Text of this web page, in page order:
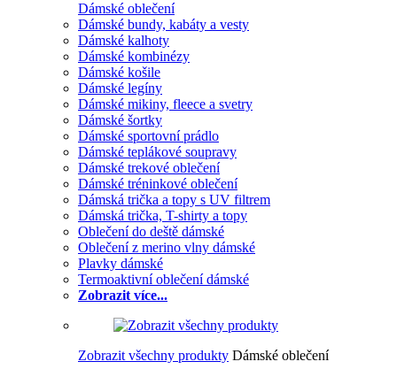
Dámské oblečení
Dámské bundy, kabáty a vesty
Dámské kalhoty
Dámské kombinézy
Dámské košile
Dámské legíny
Dámské mikiny, fleece a svetry
Dámské šortky
Dámské sportovní prádlo
Dámské teplákové soupravy
Dámské trekové oblečení
Dámské tréninkové oblečení
Dámská trička a topy s UV filtrem
Dámská trička, T-shirty a topy
Oblečení do deště dámské
Oblečení z merino vlny dámské
Plavky dámské
Termoaktivní oblečení dámské
Zobrazit více...
Zobrazit všechny produkty Dámské oblečení